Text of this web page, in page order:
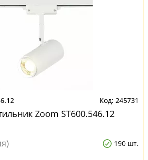
245731
Zoom ST600.546.12
190 шт.